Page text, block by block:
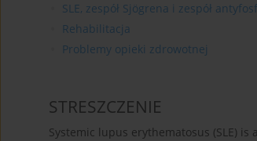
SLE, zespół Sjögrena i zespół
Rehabilitacja
Problemy opieki zdrowotnej
STRESZCZENIE
Systemic lupus erythematosus (SLE)